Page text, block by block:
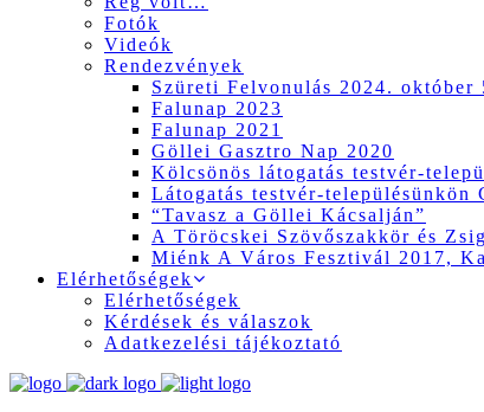
Fotók
Videók
Rendezvények
Szüreti Felvonulás 2024. október
Falunap 2023
Falunap 2021
Göllei Gasztro Nap 2020
Kölcsönös látogatás testvér-
Látogatás testvér-településünkön
“Tavasz a Göllei Kácsalján”
A Töröcskei Szövőszakkör és
Miénk A Város Fesztivál 2017,
Elérhetőségek
Elérhetőségek
Kérdések és válaszok
Adatkezelési tájékoztató